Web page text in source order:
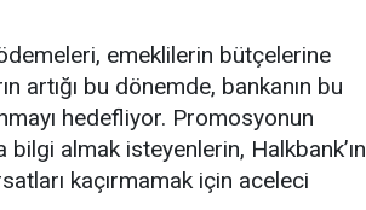
emeklilerin bütçelerine
artığı bu dönemde, bankanın bu
hedefliyor. Promosyonun
almak isteyenlerin, Halkbank’ın
kaçırmamak için aceleci